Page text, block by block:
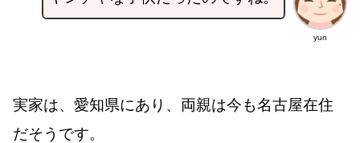
yun
実家は、愛知県にあり、両親は今も名古屋在住
だそうです。